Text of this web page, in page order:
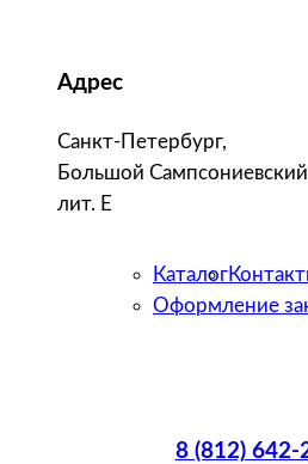
Адрес
Санкт-Петербург,
Большой
лит. Е
Каталог
Оформление
8 (812) 642-